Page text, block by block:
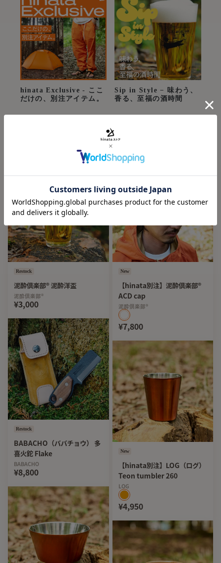
hinata Exclusive - ここ
だけの、別注アイテム。
Sip in Style − 味わう、
香る、至福の酒時間
Restock
泥酔倶楽部®︎ 泥酔洋盃
泥酔倶楽部®︎
¥3,000
Restock
BABACHO（ババチョウ） 多
喜火鉈 Flake
BABACHO
¥8,800
New
【hinata別注】泥酔倶楽部®︎
ACD cap
泥酔倶楽部®︎
¥7,800
New
【hinata別注】LOG（ログ）
Teon tumbler 260
LOG
¥4,950